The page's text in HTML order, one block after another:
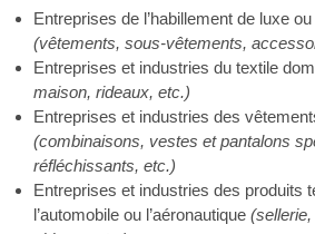
Entreprises de l’habillement de luxe
(vêtements, sous-vêtements,
Entreprises et industries du textile
maison, rideaux, etc.)
Entreprises et industries des
(combinaisons, vestes et pantalons
réfléchissants, etc.)
Entreprises et industries des produits
l’automobile ou l’aéronautique